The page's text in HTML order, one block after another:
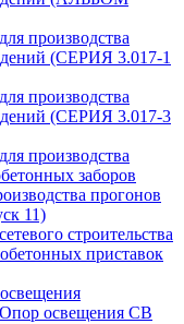
производства
(СЕРИЯ 3.017-1
производства
(СЕРИЯ 3.017-3
производства
заборов
прогонов
11)
строительства
приставок
освещения СВ